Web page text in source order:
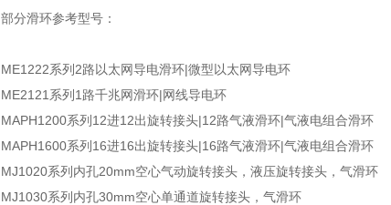
部分滑环参考型号：
ME1222系列2路以太网导电滑环|微型以太网导电环
ME2121系列1路千兆网滑环|网线导电环
MAPH1200系列12进12出旋转接头|12路气液滑环|气液电组合滑环
MAPH1600系列16进16出旋转接头|16路气液滑环|气液电组合滑环
MJ1020系列内孔20mm空心气动旋转接头，液压旋转接头，气滑环
MJ1030系列内孔30mm空心单通道旋转接头，气滑环